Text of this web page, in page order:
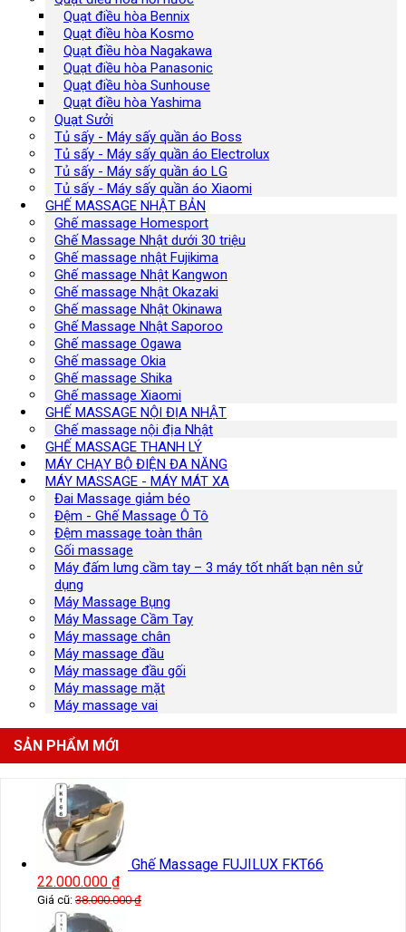
Quạt điều hòa Bennix
Quạt điều hòa Kosmo
Quạt điều hòa Nagakawa
Quạt điều hòa Panasonic
Quạt điều hòa Sunhouse
Quạt điều hòa Yashima
Quạt Sưởi
Tủ sấy - Máy sấy quần áo Boss
Tủ sấy - Máy sấy quần áo Electrolux
Tủ sấy - Máy sấy quần áo LG
Tủ sấy - Máy sấy quần áo Xiaomi
GHẾ MASSAGE NHẬT BẢN
Ghế massage Homesport
Ghế Massage Nhật dưới 30 triệu
Ghế massage nhật Fujikima
Ghế massage Nhật Kangwon
Ghế massage Nhật Okazaki
Ghế massage Nhật Okinawa
Ghế Massage Nhật Saporoo
Ghế massage Ogawa
Ghế massage Okia
Ghế massage Shika
Ghế massage Xiaomi
GHẾ MASSAGE NỘI ĐỊA NHẬT
Ghế massage nội địa Nhật
GHẾ MASSAGE THANH LÝ
MÁY CHẠY BỘ ĐIỆN ĐA NĂNG
MÁY MASSAGE - MÁY MÁT XA
Đai Massage giảm béo
Đệm - Ghế Massage Ô Tô
Đệm massage toàn thân
Gối massage
Máy đấm lưng cầm tay – 3 máy tốt nhất bạn nên sử
dụng
Máy Massage Bụng
Máy Massage Cầm Tay
Máy massage chân
Máy massage đầu
Máy massage đầu gối
Máy massage mặt
Máy massage vai
SẢN PHẨM MỚI
Ghế Massage FUJILUX FKT66
22.000.000 ₫
Giá cũ: 38.000.000₫